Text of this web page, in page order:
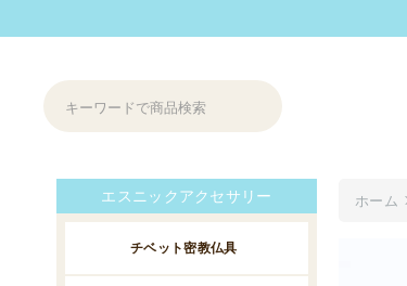
ホーム
エスニックアクセサリー
チベット密教仏具